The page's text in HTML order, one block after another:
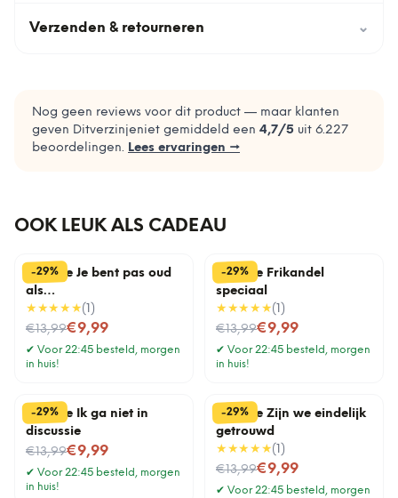
Verzenden & retourneren ⌄
Nog geen reviews voor dit product — maar klanten
geven Ditverzinjeniet gemiddeld een 4,7/5 uit 6.227
beoordelingen. Lees ervaringen →
OOK LEUK ALS CADEAU
-29%
Tegeltje Je bent pas oud
als…
★★★★★( 1 )
€13,99
Nu voor€9,99
✔ Voor 22:45 besteld, morgen
in huis!
-29%
Tegeltje Frikandel
speciaal
★★★★★( 1 )
€13,99
Nu voor€9,99
✔ Voor 22:45 besteld, morgen
in huis!
-29%
Tegeltje Ik ga niet in
discussie
€13,99
Nu voor€9,99
✔ Voor 22:45 besteld, morgen
in huis!
-29%
Tegeltje Zijn we eindelijk
getrouwd
★★★★★( 1 )
€13,99
Nu voor€9,99
✔ Voor 22:45 besteld, morgen